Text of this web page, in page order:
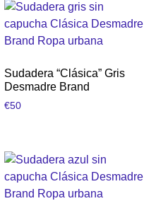
Sudadera “Clásica” Gris
Desmadre Brand
€50